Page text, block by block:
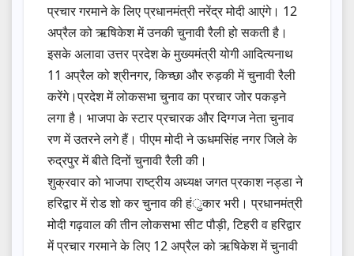
प्रचार गरमाने के लिए प्रधानमंत्री नरेंद्र मोदी आएंगे। 12
अप्रैल को ऋषिकेश में उनकी चुनावी रैली हो सकती है।
इसके अलावा उत्तर प्रदेश के मुख्यमंत्री योगी आदित्यनाथ
11 अप्रैल को श्रीनगर, किच्छा और रुड़की में चुनावी रैली
करेंगे।प्रदेश में लोकसभा चुनाव का प्रचार जोर पकड़ने
लगा है। भाजपा के स्टार प्रचारक और दिग्गज नेता चुनाव
रण में उतरने लगे हैं। पीएम मोदी ने ऊधमसिंह नगर जिले के
रुद्रपुर में बीते दिनों चुनावी रैली की।
शुक्रवार को भाजपा राष्ट्रीय अध्यक्ष जगत प्रकाश नड्डा ने
हरिद्वार में रोड शो कर चुनाव की हंुकार भरी। प्रधानमंत्री
मोदी गढ़वाल की तीन लोकसभा सीट पौड़ी, टिहरी व हरिद्वार
में प्रचार गरमाने के लिए 12 अप्रैल को ऋषिकेश में चुनावी